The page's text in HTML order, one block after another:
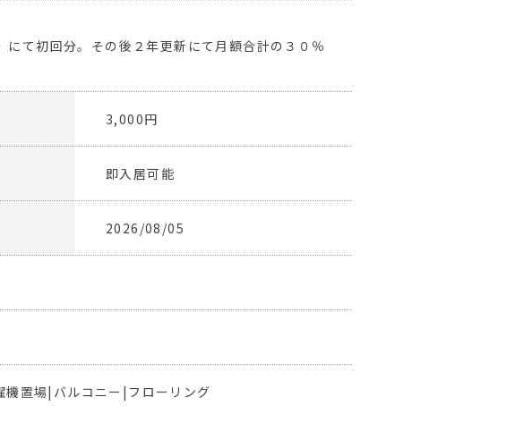
て初回分。その後２年更新にて月額合計の３０％
3,000円
即入居可能
2026/08/05
置場|バルコニー|フローリング